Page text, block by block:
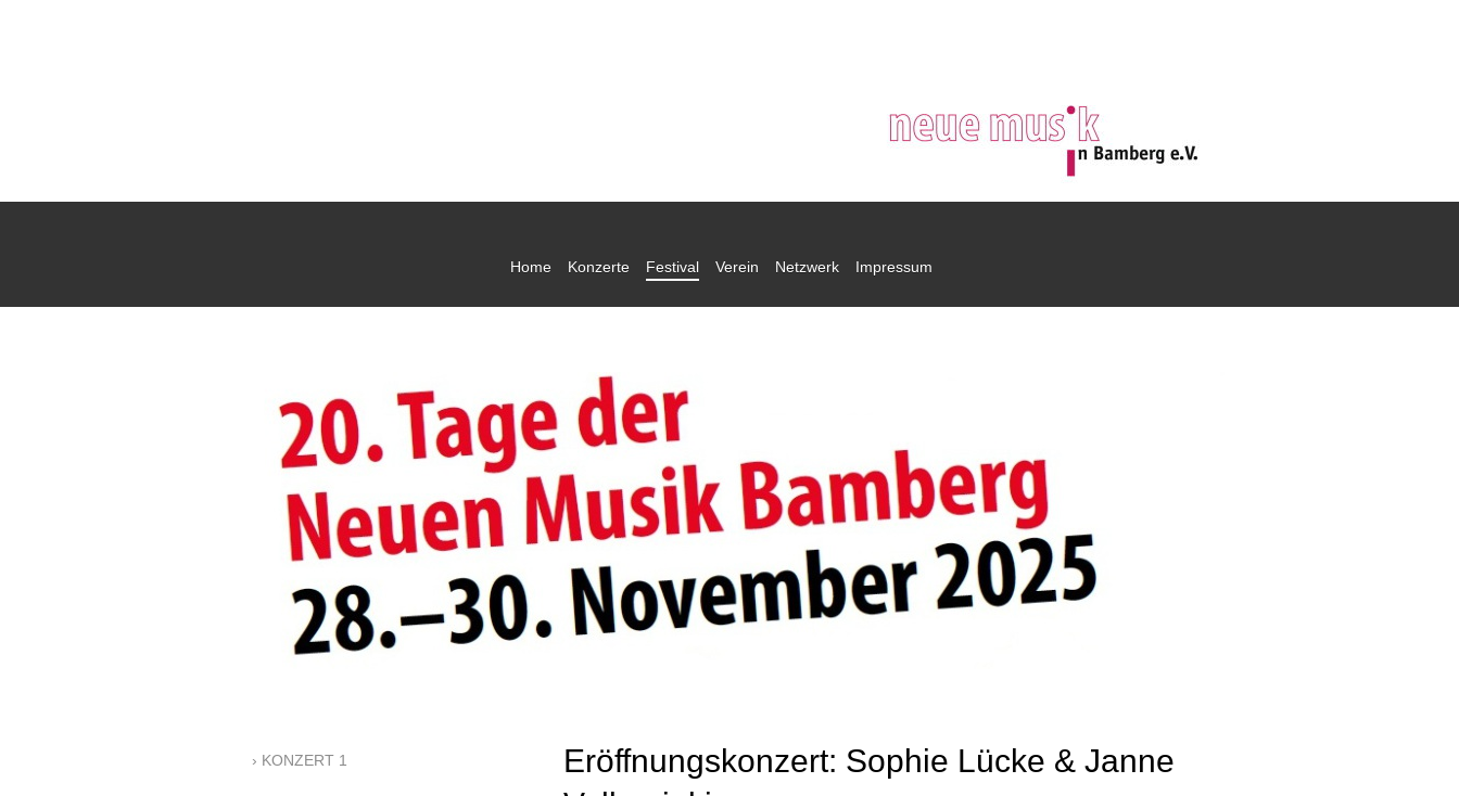
Home Konzerte Festival Verein Netzwerk Impressum
Eröffnungskonzert: Sophie Lücke & Janne
KONZERT 1